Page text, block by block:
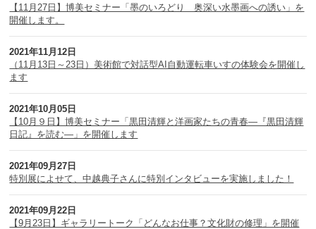
【11月27日】博美セミナー「墨のいろどり 奥深い水墨画への誘い」を
開催します。
2021年11月12日
（11月13日～23日）美術館で対話型AI自動運転車いすの体験会を開催し
ます
2021年10月05日
【10月９日】博美セミナー「黒田清輝と洋画家たちの青春―『黒田清輝
日記』を読む―」を開催します
2021年09月27日
特別展によせて、中越典子さんに特別インタビューを実施しました！
2021年09月22日
【9月23日】ギャラリートーク「どんなお仕事？文化財の修理」を開催